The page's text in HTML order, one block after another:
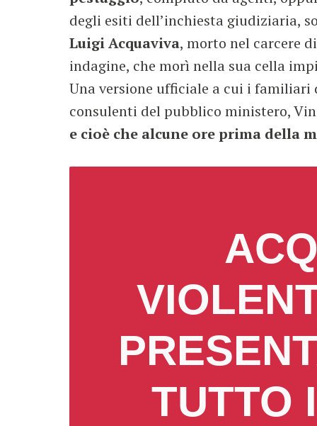
degli esiti dell’inchiesta giudiziaria,
Luigi Acquaviva, morto nel carcere
indagine, che morì nella sua cella
Una versione ufficiale a cui i familiari
consulenti del pubblico ministero,
e cioè che alcune ore prima della
TUTTO